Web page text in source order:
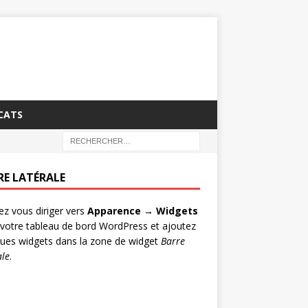
LATÉRALE
vous diriger vers Apparence → Widgets
tableau de bord WordPress et ajoutez
widgets dans la zone de widget Barre
.